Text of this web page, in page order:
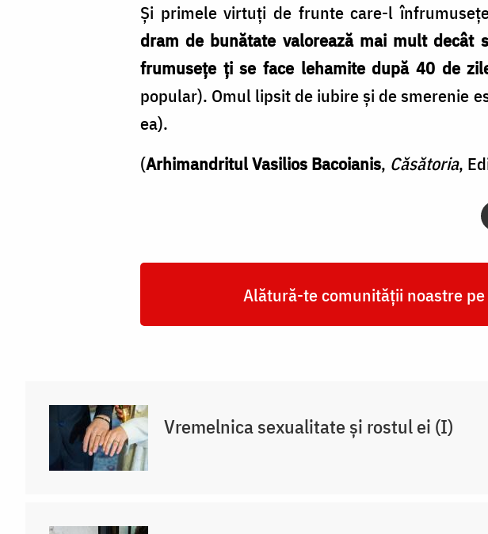
Şi primele virtuţi de frunte care-l
dram de bunătate valorează mai mult decât
frumuseţe ţi se face lehamite după 40 de
popular). Omul lipsit de iubire şi de smerenie
ea).
(Arhimandritul Vasilios Bacoianis, Căsătoria,
Alătură-te comunității noastre pe
Vremelnica sexualitate și rostul ei (I)